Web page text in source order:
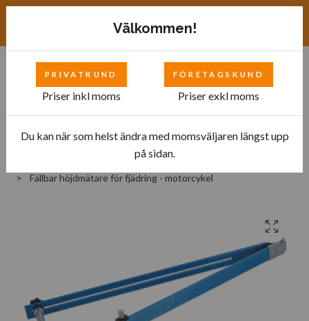
Tillbehör till motorcyklar
Verktyg för styrning och fjädring
Fällbar höjdmätare för fjädring - motorcykel
Välkommen!
PRIVATKUND
Priser inkl moms
FÖRETAGSKUND
Priser exkl moms
Du kan när som helst ändra med momsväljaren längst upp
på sidan.